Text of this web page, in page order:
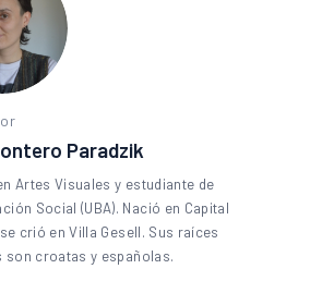
Paradzik
Artes Visuales y estudiante de
Social (UBA). Nació en Capital
crió en Villa Gesell. Sus raíces
son croatas y españolas.